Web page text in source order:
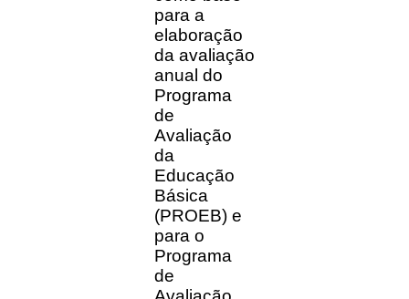
para a
elaboração
da avaliação
anual do
Programa
de
Avaliação
da
Educação
Básica
(PROEB) e
para o
Programa
de